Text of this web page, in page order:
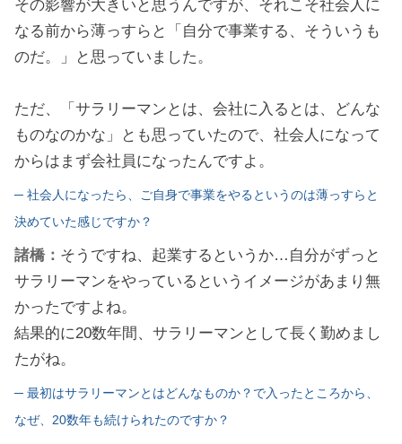
その影響が大きいと思うんですが、それこそ社会人に
なる前から薄っすらと「自分で事業する、そういうも
のだ。」と思っていました。
ただ、「サラリーマンとは、会社に入るとは、どんな
ものなのかな」とも思っていたので、社会人になって
からはまず会社員になったんですよ。
─ 社会人になったら、ご自身で事業をやるというのは薄っすらと
決めていた感じですか？
諸橋： そうですね、起業するというか…自分がずっと
サラリーマンをやっているというイメージがあまり無
かったですよね。
結果的に20数年間、サラリーマンとして長く勤めまし
たがね。
─ 最初はサラリーマンとはどんなものか？で入ったところから、
なぜ、20数年も続けられたのですか？